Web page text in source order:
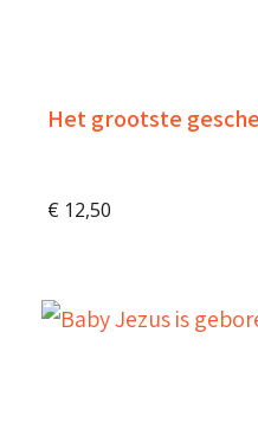
Het grootste
€ 12,50